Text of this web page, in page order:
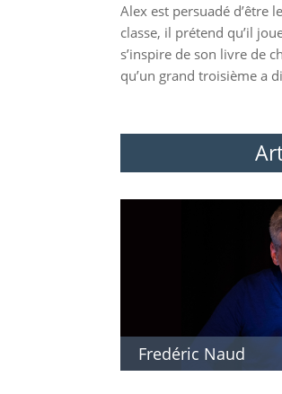
Alex est persuadé d’être
classe, il prétend qu’il
s’inspire de son livre de
qu’un grand troisième a
Fredéric Naud